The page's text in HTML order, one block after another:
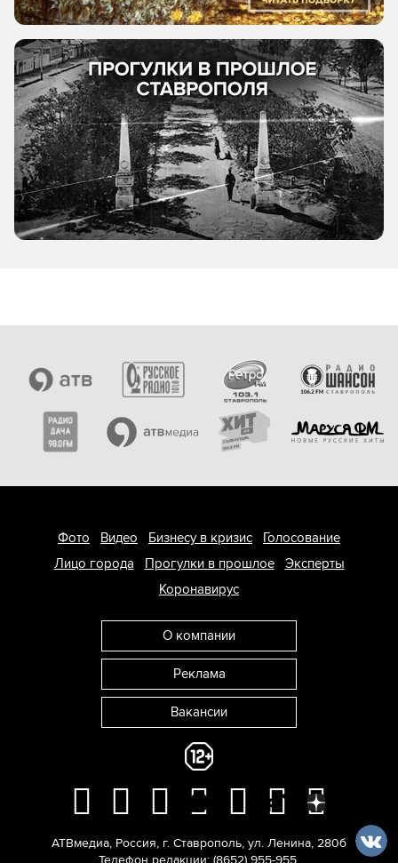
Фото Видео Бизнесу в кризис
Голосование
Лицо города
Прогулки в прошлое
Эксперты
Коронавирус
О компании
Реклама
Вакансии
АТВмедиа, Россия, г. Ставрополь, ул. Ленина, 280б
Телефон редакции: (8652) 955-955